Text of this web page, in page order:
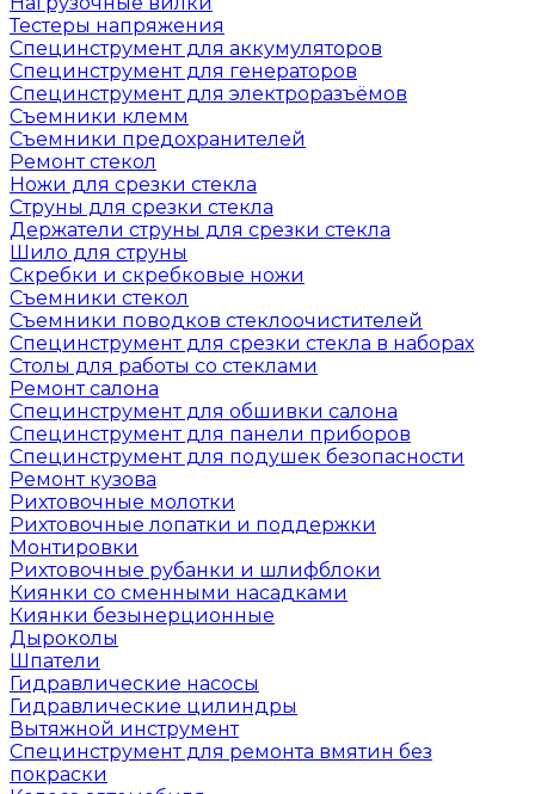
Тестеры напряжения
Специнструмент для аккумуляторов
Специнструмент для генераторов
Специнструмент для электроразъёмов
Съемники клемм
Съемники предохранителей
Ремонт стекол
Ножи для срезки стекла
Струны для срезки стекла
Держатели струны для срезки стекла
Шило для струны
Скребки и скребковые ножи
Съемники стекол
Съемники поводков стеклоочистителей
Специнструмент для срезки стекла в наборах
Столы для работы со стеклами
Ремонт салона
Специнструмент для обшивки салона
Специнструмент для панели приборов
Специнструмент для подушек безопасности
Ремонт кузова
Рихтовочные молотки
Рихтовочные лопатки и поддержки
Монтировки
Рихтовочные рубанки и шлифблоки
Киянки со сменными насадками
Киянки безынерционные
Дыроколы
Шпатели
Гидравлические насосы
Гидравлические цилиндры
Вытяжной инструмент
Специнструмент для ремонта вмятин без
покраски